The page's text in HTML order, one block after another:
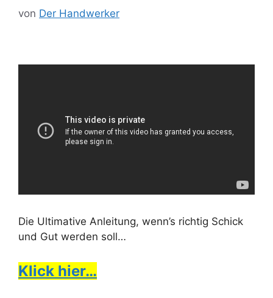
von Der Handwerker
Die Ultimative Anleitung, wenn’s richtig Schick
und Gut werden soll…
Klick hier…